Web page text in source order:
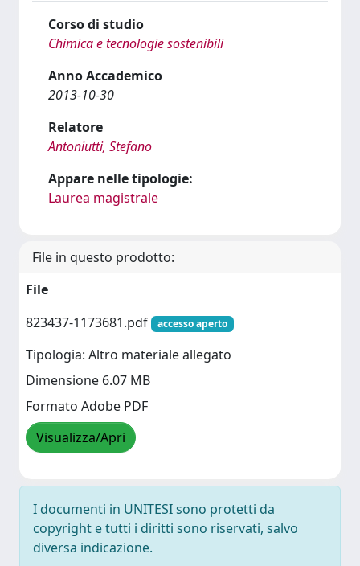
Corso di studio
Chimica e tecnologie sostenibili
Anno Accademico
2013-10-30
Relatore
Antoniutti, Stefano
Appare nelle tipologie:
Laurea magistrale
File in questo prodotto:
File
823437-1173681.pdf
accesso aperto
Tipologia: Altro materiale allegato
Dimensione 6.07 MB
Formato Adobe PDF
Visualizza/Apri
I documenti in UNITESI sono protetti da
copyright e tutti i diritti sono riservati, salvo
diversa indicazione.